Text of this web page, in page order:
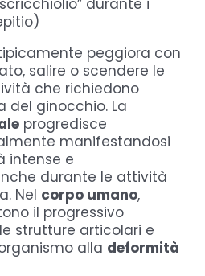
durante i
peggiora con
salire o scendere le
che richiedono
del ginocchio. La
progredisce
manifestandosi
intense e
durante le attività
Nel corpo umano,
il progressivo
strutture articolari e
alla deformità